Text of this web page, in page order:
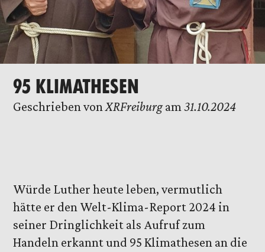
95 KLIMATHESEN
Geschrieben vonXRFreiburgam31.10.2024
Würde Luther heute leben, vermutlich
hätte er den Welt-Klima-Report 2024 in
seiner Dringlichkeit als Aufruf zum
Handeln erkannt und 95 Klimathesen an die